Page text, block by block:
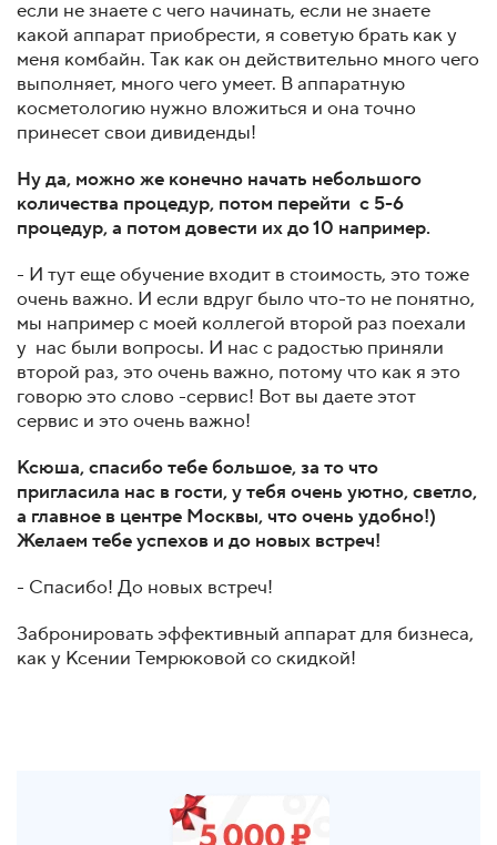
если не знаете с чего начинать, если не знаете
какой аппарат приобрести, я советую брать как у
меня комбайн. Так как он действительно много чего
выполняет, много чего умеет. В аппаратную
косметологию нужно вложиться и она точно
принесет свои дивиденды!
Ну да, можно же конечно начать небольшого
количества процедур, потом перейти с 5-6
процедур, а потом довести их до 10 например.
- И тут еще обучение входит в стоимость, это тоже
очень важно. И если вдруг было что-то не понятно,
мы например с моей коллегой второй раз поехали
у нас были вопросы. И нас с радостью приняли
второй раз, это очень важно, потому что как я это
говорю это слово -сервис! Вот вы даете этот
сервис и это очень важно!
Ксюша, спасибо тебе большое, за то что
пригласила нас в гости, у тебя очень уютно, светло,
а главное в центре Москвы, что очень удобно!)
Желаем тебе успехов и до новых встреч!
- Спасибо! До новых встреч!
Забронировать эффективный аппарат для бизнеса,
как у Ксении Темрюковой со скидкой!